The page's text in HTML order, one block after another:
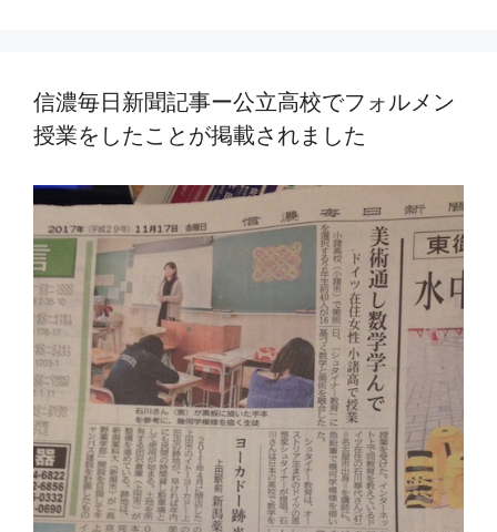
信濃毎日新聞記事ー公立高校でフォルメン
授業をしたことが掲載されました